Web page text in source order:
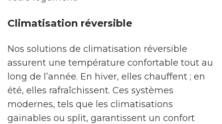
Climatisation réversible
Nos solutions de climatisation réversible
assurent une température confortable tout au
long de l’année. En hiver, elles chauffent ; en
été, elles rafraîchissent. Ces systèmes
modernes, tels que les climatisations
gainables ou split, garantissent un confort